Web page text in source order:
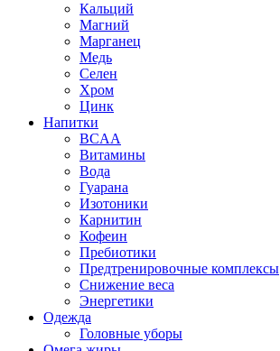
Кальций
Магний
Марганец
Медь
Селен
Хром
Цинк
Напитки
BCAA
Витамины
Вода
Гуарана
Изотоники
Карнитин
Кофеин
Пребиотики
Предтренировочные комплексы
Снижение веса
Энергетики
Одежда
Головные уборы